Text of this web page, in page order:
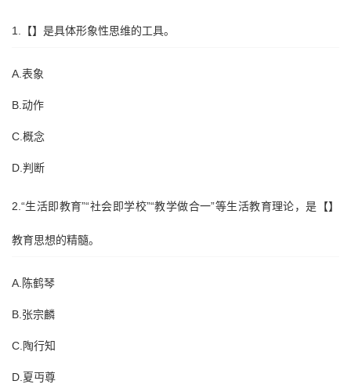
1.【】是具体形象性思维的工具。
A.表象
B.动作
C.概念
D.判断
2.“生活即教育”“社会即学校”“教学做合一”等生活教育理论，是【】
教育思想的精髓。
A.陈鹤琴
B.张宗麟
C.陶行知
D.夏丏尊